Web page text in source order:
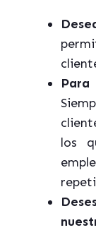
los